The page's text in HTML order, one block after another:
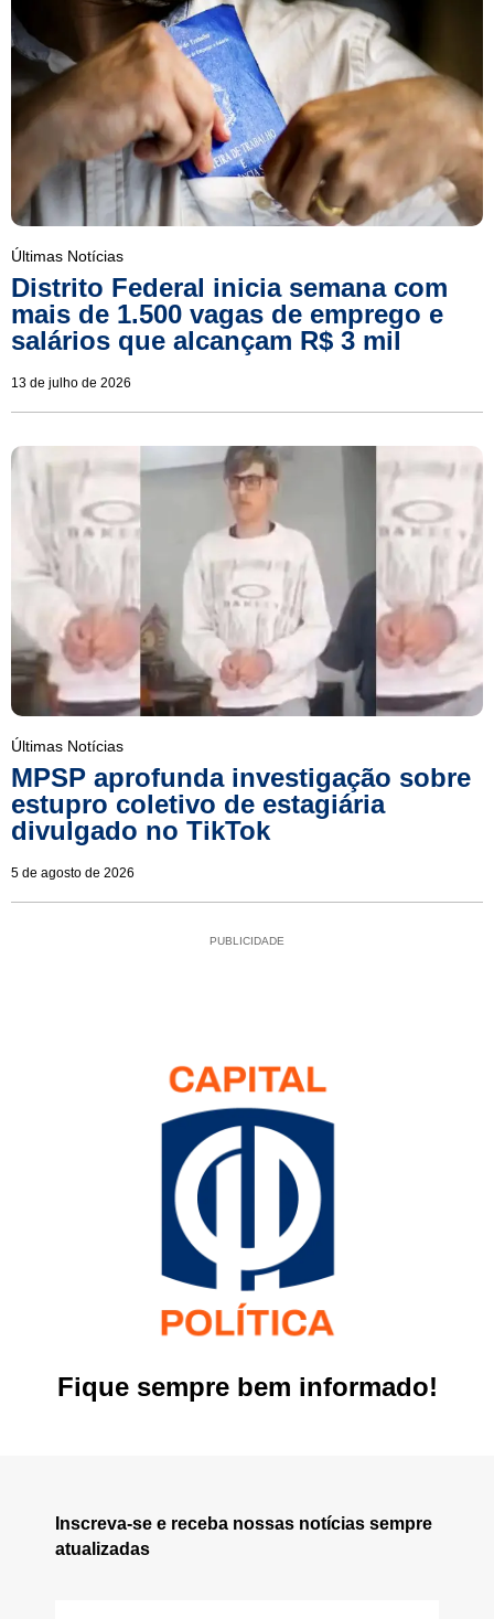
Últimas Notícias
Distrito Federal inicia semana com
mais de 1.500 vagas de emprego e
salários que alcançam R$ 3 mil
13 de julho de 2026
Últimas Notícias
MPSP aprofunda investigação sobre
estupro coletivo de estagiária
divulgado no TikTok
5 de agosto de 2026
PUBLICIDADE
Fique sempre bem informado!
Inscreva-se e receba nossas notícias sempre
atualizadas